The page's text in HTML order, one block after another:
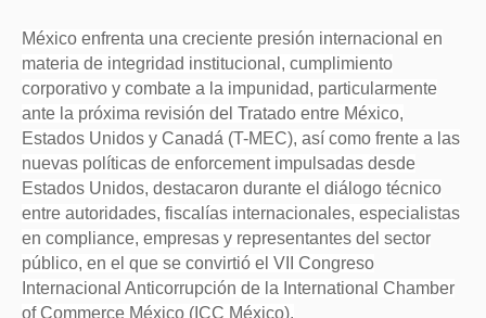
México enfrenta una creciente presión internacional en
materia de integridad institucional, cumplimiento
corporativo y combate a la impunidad, particularmente
ante la próxima revisión del Tratado entre México,
Estados Unidos y Canadá (T-MEC), así como frente a las
nuevas políticas de enforcement impulsadas desde
Estados Unidos, destacaron durante el diálogo técnico
entre autoridades, fiscalías internacionales, especialistas
en compliance, empresas y representantes del sector
público, en el que se convirtió el VII Congreso
Internacional Anticorrupción de la International Chamber
of Commerce México (ICC México).